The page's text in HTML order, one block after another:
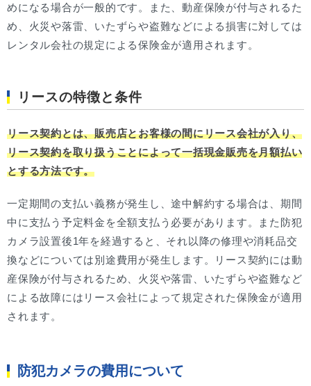
めになる場合が一般的です。また、動産保険が付与されるた
め、火災や落雷、いたずらや盗難などによる損害に対しては
レンタル会社の規定による保険金が適用されます。
リースの特徴と条件
リース契約とは、販売店とお客様の間にリース会社が入り、
リース契約を取り扱うことによって一括現金販売を月額払い
とする方法です。
一定期間の支払い義務が発生し、途中解約する場合は、期間
中に支払う予定料金を全額支払う必要があります。また防犯
カメラ設置後1年を経過すると、それ以降の修理や消耗品交
換などについては別途費用が発生します。リース契約には動
産保険が付与されるため、火災や落雷、いたずらや盗難など
による故障にはリース会社によって規定された保険金が適用
されます。
防犯カメラの費用について